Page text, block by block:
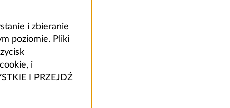
i zbieranie
poziomie. Pliki
i
I PRZEJDŹ